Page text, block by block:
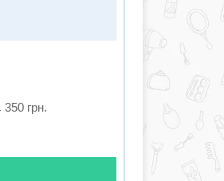
350 грн.